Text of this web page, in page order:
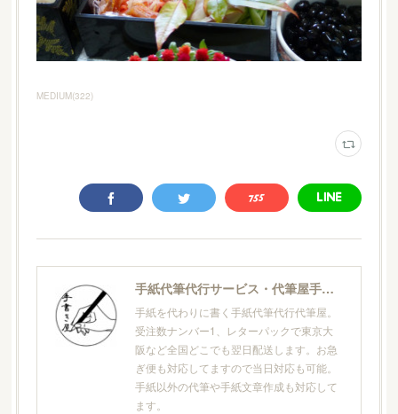
MEDIUM(322)
手紙代筆代行サービス・代筆屋手書き屋®
手紙を代わりに書く手紙代筆代行代筆屋。
受注数ナンバー1、レターパックで東京大
阪など全国どこでも翌日配送します。お急
ぎ便も対応してますので当日対応も可能。
手紙以外の代筆や手紙文章作成も対応して
ます。